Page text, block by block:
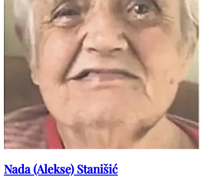
Nada (Alekse) Stanišić